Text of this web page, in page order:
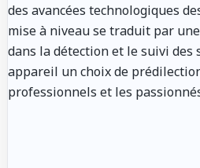
des avancées technologiques
mise à niveau se traduit par
dans la détection et le suivi des
appareil un choix de
professionnels et les